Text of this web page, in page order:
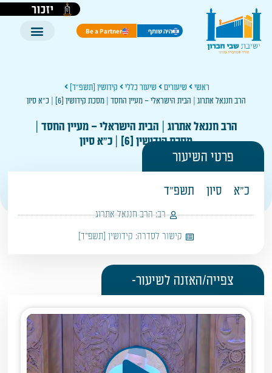
יזכור
היה שותף Be a Partner
ראשי שיעורים שיעור כללי
קידושין [תשפ"ד]
הרב חננאל אתרוג | הבית הישראלי – מעיין החסד | מסכת קידושין [6] | כ"א סיון
הרב חננאל אתרוג | הבית הישראלי – מעיין החסד |
מסכת קידושין [6] | כ"א סיון
פרטי השיעור
כ"א סיון תשפ"ד
רב: הרב חננאל אתרוג
קישור לסדרה: קידושין [תשפ"ד]
צפייה/האזנה לשיעור-